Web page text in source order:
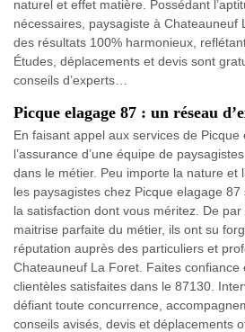
naturel et effet matière. Possédant
nécessaires, paysagiste à Chateauneuf
des résultats 100% harmonieux,
Études, déplacements et devis sont
conseils d’experts…
Picque elagage 87 : un réseau
En faisant appel aux services de
l’assurance d’une équipe de
dans le métier. Peu importe la nature et
les paysagistes chez Picque elagage 87
la satisfaction dont vous méritez. De
maitrise parfaite du métier, ils ont su
réputation auprès des particuliers et
Chateauneuf La Foret. Faites confiance
clientèles satisfaites dans le 87130.
défiant toute concurrence,
conseils avisés, devis et déplacements